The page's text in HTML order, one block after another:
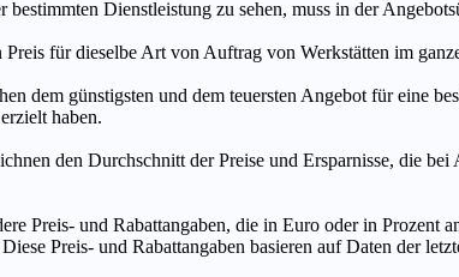
Dienstleistung zu sehen, muss in der
für dieselbe Art von Auftrag von Werkstätten im
günstigsten und dem teuersten Angebot für eine
haben.
den Durchschnitt der Preise und Ersparnisse, die bei
Preis- und Rabattangaben, die in Euro oder in Prozent
Preis- und Rabattangaben basieren auf Daten der